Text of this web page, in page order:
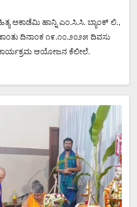
ಅಕಾಡೆಮಿ ಹಾನ್ನಿ ಎಂ.ಸಿ.ಸಿ. ಬ್ಯಾಂಕ್ ಲಿ.,
ದಿನಾಂಕ ೧೯.೧೦.೨೦೨೫ ದಿವಸು
ಕಾರ್ಯಕ್ರಮ ಆಯೋಜನ ಕೆಲೀಲೆ.